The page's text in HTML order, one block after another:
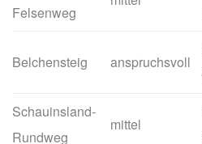
Felsenweg
Belchensteig anspruchsvoll
Schauinsland-
Rundweg
mittel